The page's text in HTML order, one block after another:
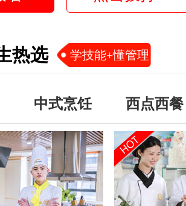
热选 学技能+懂管理
中式烹饪 西点西餐